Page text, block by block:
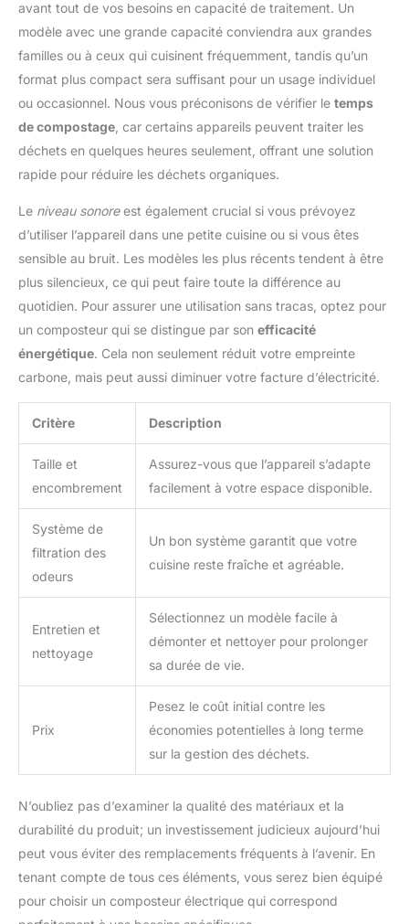
amovible est compatible lave-
compost parfait : Le mode
Crush réduit rapidement le
volume et les odeurs avec une
faible consommation d’énergie,
tandis que le mode Ferment
favorise la production d’un
à une fermentation accélérée.
Choisissez l’option adaptée à
vos besoins pour obtenir les
meilleurs résultats.
Toujours
Veuillez vider le bac avant
chaque utilisation. Laisser des
matières déjà traitées
prolongera le temps de
fonctionnement et augmentera la
matières traitées plusieurs fois
peuvent former des amas
susceptibles d’endommager le
ventilateur et les lames.
avant tout de vos besoins en capacité de traitement. Un
modèle avec une grande capacité conviendra aux grandes
familles ou à ceux qui cuisinent fréquemment, tandis qu’un
format plus compact sera suffisant pour un usage individuel
ou occasionnel. Nous vous préconisons de vérifier le temps
de compostage , car certains appareils peuvent traiter les
déchets en quelques heures seulement, offrant une solution
rapide pour réduire les déchets organiques.
Le niveau sonoreest également crucial si vous prévoyez
d’utiliser l’appareil dans une petite cuisine ou si vous êtes
sensible au bruit. Les modèles les plus récents tendent à être
plus silencieux, ce qui peut faire toute la différence au
quotidien. Pour assurer une utilisation sans tracas, optez pour
un composteur qui se distingue par son efficacité
énergétique. Cela non seulement réduit votre empreinte
carbone, mais peut aussi diminuer votre facture d’électricité.
Critère Description
Taille et
encombrement
Assurez-vous que l’appareil s’adapte
facilement à votre espace disponible.
Système de
filtration des
odeurs
Un bon système garantit que votre
cuisine reste fraîche et agréable.
Entretien et
nettoyage
Sélectionnez un modèle facile à
démonter et nettoyer pour prolonger
sa durée de vie.
Prix
Pesez le coût initial contre les
économies potentielles à long terme
sur la gestion des déchets.
N’oubliez pas d’examiner la qualité des matériaux et la
durabilité du produit; un investissement judicieux aujourd’hui
peut vous éviter des remplacements fréquents à l’avenir. En
tenant compte de tous ces éléments, vous serez bien équipé
pour choisir un composteur électrique qui correspond